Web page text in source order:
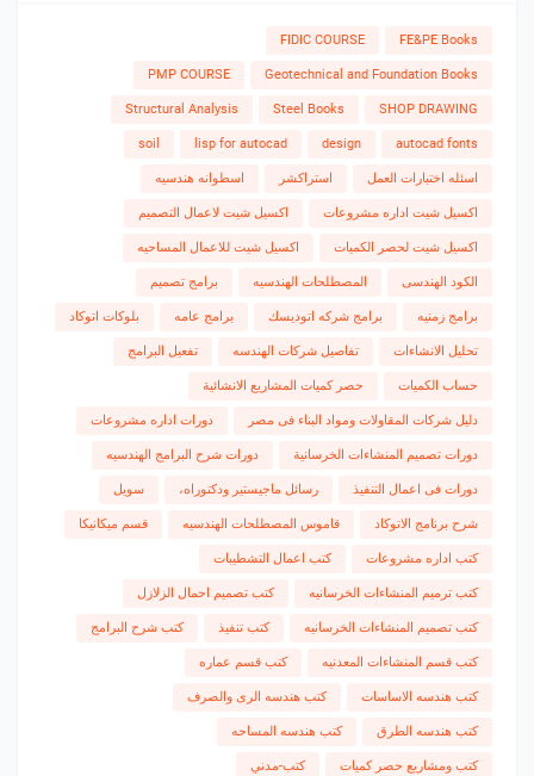
FE&PE Books
FIDIC COURSE
Geotechnical and Foundation Books
PMP COURSE
SHOP DRAWING
Steel Books
Structural Analysis
autocad fonts
design
lisp for autocad
soil
اسئله اختبارات العمل استراكشر اسطوانه هندسيه
اكسيل شيت اداره مشروعات اكسيل شيت لاعمال التصميم
اكسيل شيت لحصر الكميات اكسيل شيت للاعمال المساحيه
الكود الهندسى المصطلحات الهندسيه برامج تصميم
برامج زمنيه برامج شركه اتوديسك برامج عامه بلوكات اتوكاد
تحليل الانشاءات تفاصيل شركات الهندسه تفعيل البرامج
حساب الكميات حصر كميات المشاريع الانشائية
دليل شركات المقاولات ومواد البناء فى مصر دورات اداره مشروعات
دورات تصميم المنشاءات الخرسانية دورات شرح البرامج الهندسيه
دورات فى اعمال التنفيذ رسائل ماجيستير ودكتوراه، سويل
شرح برنامج الاتوكاد قاموس المصطلحات الهندسيه قسم ميكانيكا
كتب اداره مشروعات كتب اعمال التشطيبات
كتب ترميم المنشاءات الخرسانيه كتب تصميم احمال الزلازل
كتب تصميم المنشاءات الخرسانيه كتب تنفيذ كتب شرح البرامج
كتب قسم المنشاءات المعدنيه كتب قسم عماره
كتب هندسه الاساسات كتب هندسه الرى والصرف
كتب هندسه الطرق كتب هندسه المساحه
كتب ومشاريع حصر كميات كتب-مدني